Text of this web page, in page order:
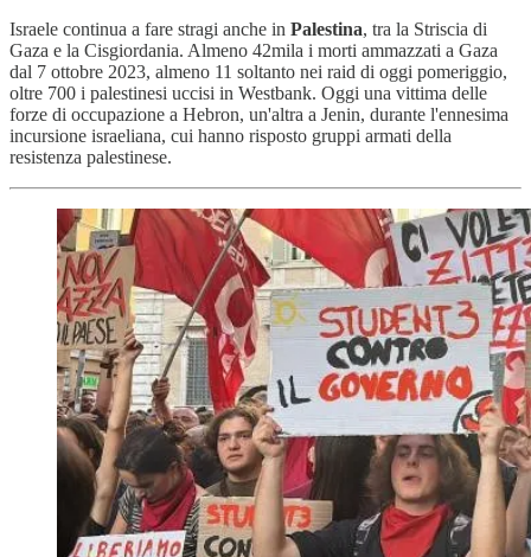
Israele continua a fare stragi anche in Palestina, tra la Striscia di
Gaza e la Cisgiordania. Almeno 42mila i morti ammazzati a Gaza
dal 7 ottobre 2023, almeno 11 soltanto nei raid di oggi pomeriggio,
oltre 700 i palestinesi uccisi in Westbank. Oggi una vittima delle
forze di occupazione a Hebron, un'altra a Jenin, durante l'ennesima
incursione israeliana, cui hanno risposto gruppi armati della
resistenza palestinese.